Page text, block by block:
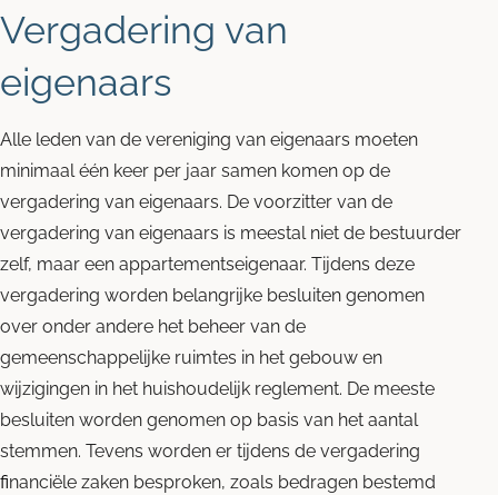
Vergadering van
eigenaars
Alle leden van de vereniging van eigenaars moeten
minimaal één keer per jaar samen komen op de
vergadering van eigenaars. De voorzitter van de
vergadering van eigenaars is meestal niet de bestuurder
zelf, maar een appartementseigenaar. Tijdens deze
vergadering worden belangrijke besluiten genomen
over onder andere het beheer van de
gemeenschappelijke ruimtes in het gebouw en
wijzigingen in het huishoudelijk reglement. De meeste
besluiten worden genomen op basis van het aantal
stemmen. Tevens worden er tijdens de vergadering
financiële zaken besproken, zoals bedragen bestemd